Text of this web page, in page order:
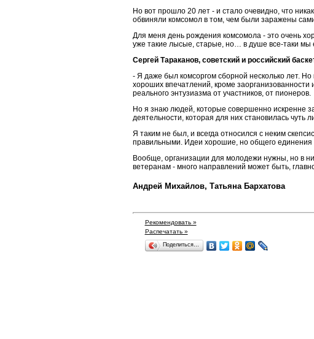
Но вот прошло 20 лет - и стало очевидно, что
обвиняли комсомол в том, чем были заражены
Для меня день рождения комсомола - это очень
уже такие лысые, старые, но… в душе все-таки мы
Сергей Тараканов, советский и российский
- Я даже был комсоргом сборной несколько лет.
хороших впечатлений, кроме
реального энтузиазма от участников, от пионеров.
Но я знаю людей, которые совершенно искренне
деятельности, которая для них становилась чуть
Я таким не был, и всегда относился с неким
правильными. Идеи хорошие, но общего единения
Вообще, организации для молодежи нужны, но в
ветеранам - много направлений может быть,
Андрей Михайлов, Татьяна Бархатова
Рекомендовать »
Распечатать »
Поделиться…